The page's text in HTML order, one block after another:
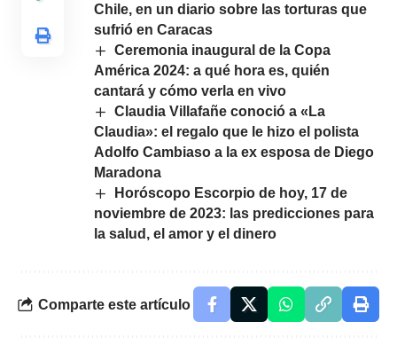
Chile, en un diario sobre las torturas que
sufrió en Caracas
Ceremonia inaugural de la Copa
América 2024: a qué hora es, quién
cantará y cómo verla en vivo
Claudia Villafañe conoció a «La
Claudia»: el regalo que le hizo el polista
Adolfo Cambiaso a la ex esposa de Diego
Maradona
Horóscopo Escorpio de hoy, 17 de
noviembre de 2023: las predicciones para
la salud, el amor y el dinero
Comparte este artículo